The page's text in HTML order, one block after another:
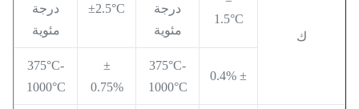
ك
1.5°C
درجة
مئوية
±2.5°C
درجة
مئوية
± 0.4%
375°C-
1000°C
±
0.75%
375°C-
1000°C